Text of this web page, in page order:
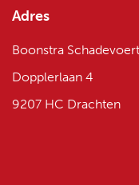
Adres
Boonstra
Dopplerlaan 4
9207 HC Drachten